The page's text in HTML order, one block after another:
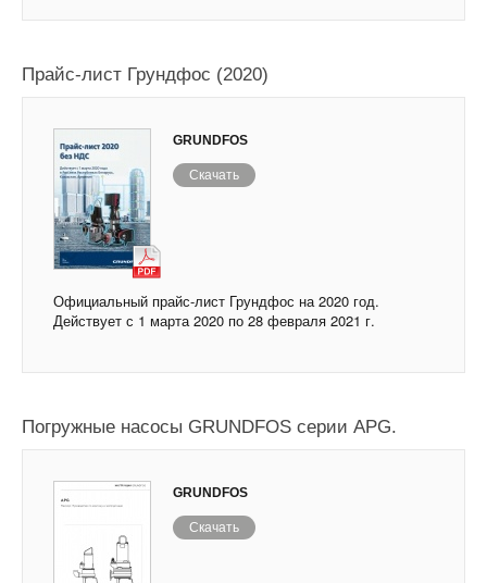
Прайс-лист Грундфос (2020)
GRUNDFOS
Скачать
Официальный прайс-лист Грундфос на 2020 год.
Действует с 1 марта 2020 по 28 февраля 2021 г.
Погружные насосы GRUNDFOS серии APG.
GRUNDFOS
Скачать